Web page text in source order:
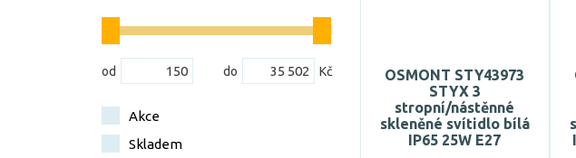
Akce
Skladem
OSMONT STY43973
STYX 3
stropní/nástěnné
skleněné svítidlo bílá
IP65 25W E27